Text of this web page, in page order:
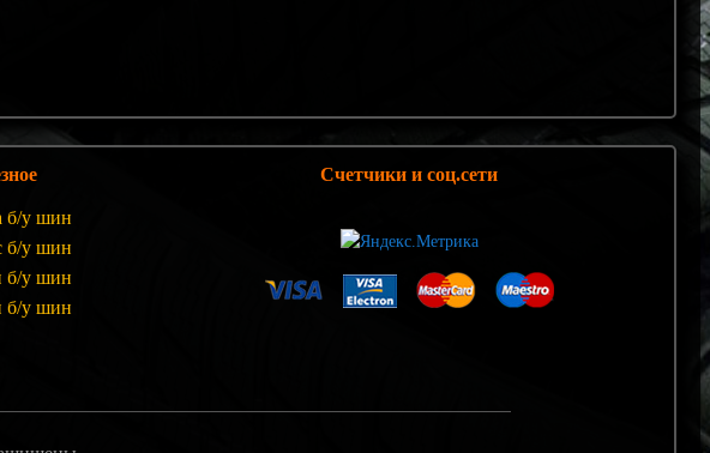
б/у шин
б/у шин
б/у шин
б/у шин
Счетчики и соц.сети